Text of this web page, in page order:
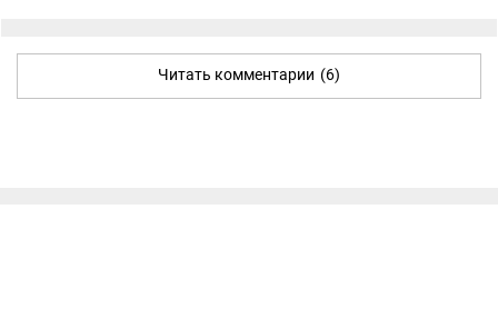
Читать комментарии (6)